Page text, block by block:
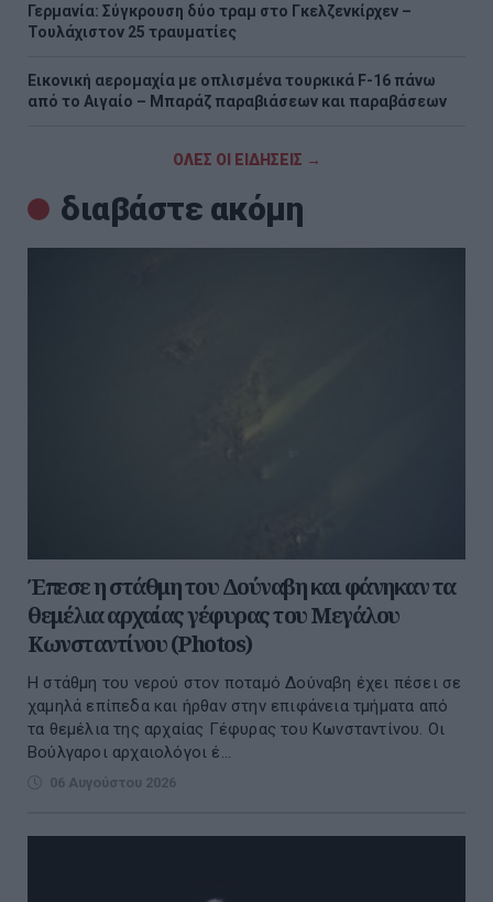
Γερμανία: Σύγκρουση δύο τραμ στο Γκελζενκίρχεν –
Τουλάχιστον 25 τραυματίες
Εικονική αερομαχία με οπλισμένα τουρκικά F-16 πάνω
από το Αιγαίο – Μπαράζ παραβιάσεων και παραβάσεων
ΟΛΕΣ ΟΙ ΕΙΔΗΣΕΙΣ →
διαβάστε ακόμη
Έπεσε η στάθμη του Δούναβη και φάνηκαν τα
θεμέλια αρχαίας γέφυρας του Μεγάλου
Κωνσταντίνου (Photos)
Η στάθμη του νερού στον ποταμό Δούναβη έχει πέσει σε
χαμηλά επίπεδα και ήρθαν στην επιφάνεια τμήματα από
τα θεμέλια της αρχαίας Γέφυρας του Κωνσταντίνου. Οι
Βούλγαροι αρχαιολόγοι έ...
06 Αυγούστου 2026